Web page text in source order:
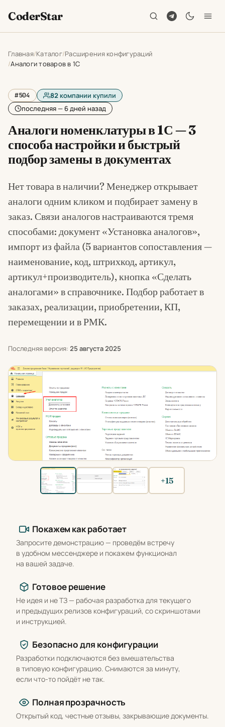
CoderStar
Главная Каталог Расширения конфигураций
Аналоги товаров в 1С
#504 82компании купили
последняя — 6 дней назад
Аналоги номенклатуры в 1С — 3
способа настройки и быстрый
подбор замены в документах
Нет товара в наличии? Менеджер открывает
аналоги одним кликом и подбирает замену в
заказ. Связи аналогов настраиваются тремя
способами: документ «Установка аналогов»,
импорт из файла (5 вариантов сопоставления —
наименование, код, штрихкод, артикул,
артикул+производитель), кнопка «Сделать
аналогами» в справочнике. Подбор работает в
заказах, реализации, приобретении, КП,
перемещении и в РМК.
Последняя версия: 25 августа 2025
+15
Покажем как работает
Запросите демонстрацию — проведём встречу
в удобном мессенджере и покажем функционал
на вашей задаче.
Готовое решение
Не идея и не ТЗ — рабочая разработка для текущего
и предыдущих релизов конфигураций, со скриншотами
и инструкцией.
Безопасно для конфигурации
Разработки подключаются без вмешательства
в типовую конфигурацию. Снимаются за минуту,
если что-то пойдёт не так.
Полная прозрачность
Открытый код, честные отзывы, закрывающие документы.